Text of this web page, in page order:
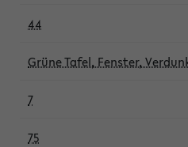
44
Grüne Tafel, Fenster,
7
75